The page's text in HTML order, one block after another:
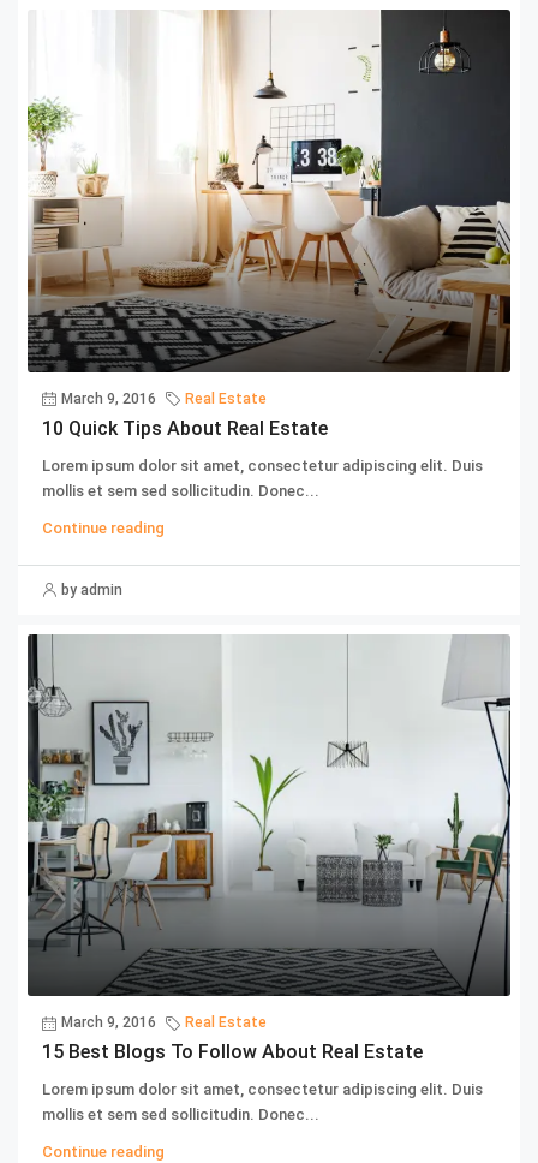
March 9, 2016 Real Estate
10 Quick Tips About Real Estate
Lorem ipsum dolor sit amet, consectetur adipiscing elit. Duis
mollis et sem sed sollicitudin. Donec...
Continue reading
by admin
March 9, 2016 Real Estate
15 Best Blogs To Follow About Real Estate
Lorem ipsum dolor sit amet, consectetur adipiscing elit. Duis
mollis et sem sed sollicitudin. Donec...
Continue reading